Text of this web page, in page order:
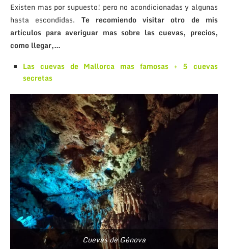
Existen mas por supuesto! pero no acondicionadas y algunas
hasta escondidas. Te recomiendo visitar otro de mis
artículos para averiguar mas sobre las cuevas, precios,
como llegar,…
Las cuevas de Mallorca mas famosas + 5 cuevas
secretas
Cuevas de Génova